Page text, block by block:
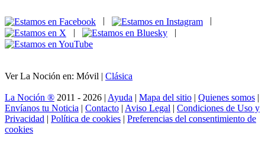
|
|
|
|
Ver La Noción en: Móvil | Clásica
La Noción ® 2011 - 2026 | Ayuda | Mapa del sitio | Quienes somos |
Envíanos tu Noticia | Contacto | Aviso Legal | Condiciones de Uso y
Privacidad | Política de cookies | Preferencias del consentimiento de
cookies